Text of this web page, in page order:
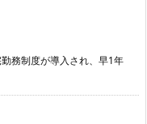
務制度が導入され、早1年